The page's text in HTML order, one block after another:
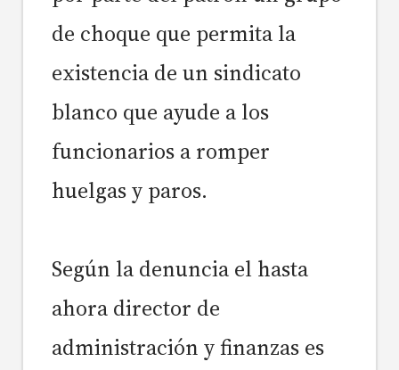
de choque que permita la
existencia de un sindicato
blanco que ayude a los
funcionarios a romper
huelgas y paros.
Según la denuncia el hasta
ahora director de
administración y finanzas es